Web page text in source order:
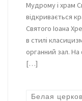
Мудрому і храм
відкривається
Святого Іоана
в стилі
органний зал.
[…]
Белая